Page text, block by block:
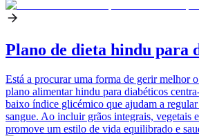
Plano de dieta hindu para
Está a procurar uma forma de gerir melhor
plano alimentar hindu para diabéticos
baixo índice glicémico que ajudam a
sangue. Ao incluir grãos integrais, vegetais
promove um estilo de vida equilibrado e